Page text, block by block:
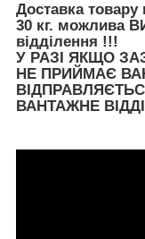
Доставка
30 кг. можлива
відділення !!!
У РАЗІ ЯКЩО
НЕ ПРИЙМАЄ
ВАНТАЖНЕ